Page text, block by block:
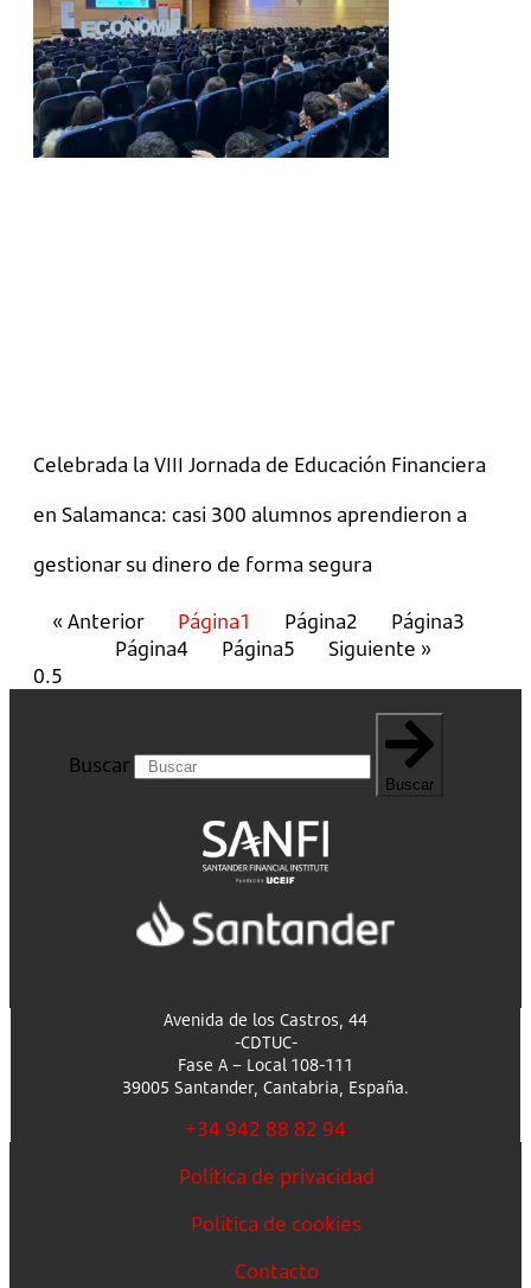
Celebrada la VIII Jornada de Educación Financiera
en Salamanca: casi 300 alumnos aprendieron a
gestionar su dinero de forma segura
« Anterior Página1 Página2 Página3
Página4 Página5 Siguiente »
Buscar
Buscar
Avenida de los Castros, 44
-CDTUC-
Fase A – Local 108-111
39005 Santander, Cantabria, España.
+34 942 88 82 94
Política de privacidad
Política de cookies
Contacto